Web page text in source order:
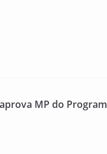
MP do